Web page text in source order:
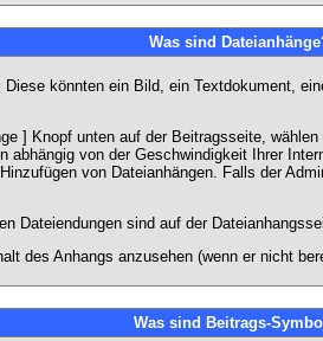
Was sind
könnten ein Bild, ein Textdokument,
] Knopf unten auf der Beitragsseite,
von der Geschwindigkeit Ihrer
von Dateianhängen. Falls der
Dateiendungen sind auf der
des Anhangs anzusehen (wenn er nicht
Was sind Beitrags-